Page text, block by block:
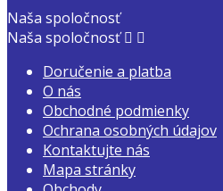
Naša spoločnosť
Naša spoločnosť  
Doručenie a platba
O nás
Obchodné podmienky
Ochrana osobných údajov
Kontaktujte nás
Mapa stránky